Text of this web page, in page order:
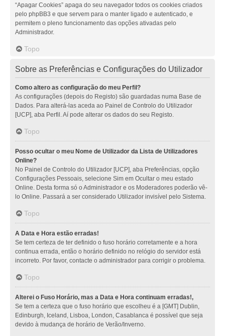
“Apagar Cookies” apaga do seu navegador todos os cookies criados
pelo phpBB3 e que servem para o manter ligado e autenticado, e
permitem o pleno funcionamento das opções ativadas pelo
Administrador.
Topo
Sobre as Preferências e Configurações do Utilizador
Como altero as configuração do meu Perfil?
As configurações (depois do Registo) são guardadas numa Base de
Dados. Para alterá-las aceda ao Painel de Controlo do Utilizador
[UCP], aba Perfil. Aí pode alterar os dados do seu Registo.
Topo
Posso ocultar o meu Nome de Utilizador da Lista de Utilizadores
Online?
No Painel de Controlo do Utilizador [UCP], aba Preferências, opção
Configurações Pessoais, selecione Sim em Ocultar o meu estado
Online. Desta forma só o Administrador e os Moderadores poderão vê-
lo Online. Passará a ser considerado Utilizador invisível pelo Sistema.
Topo
A Data e Hora estão erradas!
Se tem certeza de ter definido o fuso horário corretamente e a hora
continua errada, então o horário definido no relógio do servidor está
incorreto. Por favor, contacte o administrador para corrigir o problema.
Topo
Alterei o Fuso Horário, mas a Data e Hora continuam erradas!,
Se tem a certeza que o fuso horário que escolheu é a [GMT] Dublin,
Edinburgh, Iceland, Lisboa, London, Casablanca é possível que seja
devido à mudança de horário de Verão/Inverno.